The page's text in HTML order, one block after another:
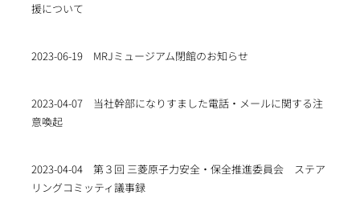
援について
2023-06-19 MRJミュージアム閉館のお知らせ
2023-04-07
当社幹部になりすました電話・メールに関する注
意喚起
2023-04-04
第３回 三菱原子力安全・保全推進委員会 ステア
リングコミッティ議事録